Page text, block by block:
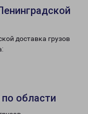
доставка грузов
области